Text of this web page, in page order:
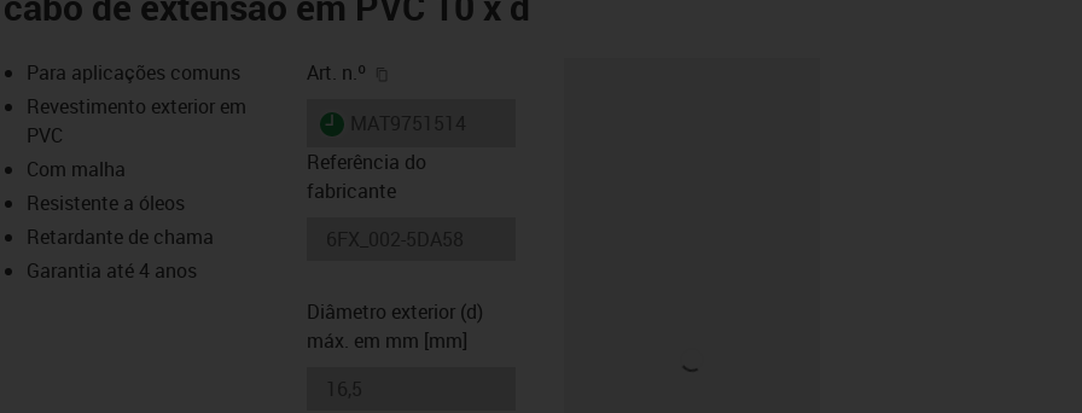
icon-lupe
icon-lupe
Para aplicações comuns
Revestimento exterior em
PVC
Com malha
Resistente a óleos
Retardante de chama
Garantia até 4 anos
Art. n.º
igus-icon-lieferzeit
Referência do
fabricante
Diâmetro exterior (d)
máx. em mm [mm]